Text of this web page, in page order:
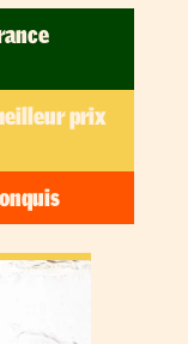
prix